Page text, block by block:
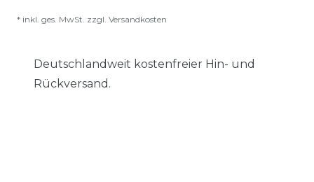
* inkl. ges. MwSt. zzgl. Versandkosten
Deutschlandweit kostenfreier Hin- und
Rückversand.